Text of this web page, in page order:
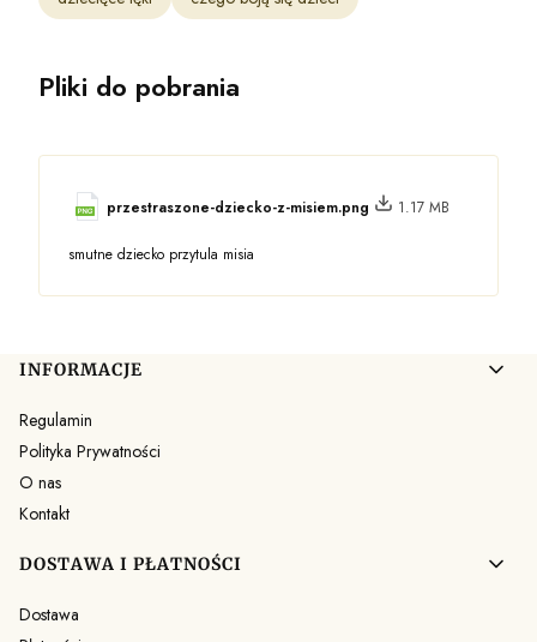
Pliki do pobrania
przestraszone-dziecko-z-misiem.png 1.17 MB
smutne dziecko przytula misia
Linki w stopce
INFORMACJE
Regulamin
Polityka Prywatności
O nas
Kontakt
DOSTAWA I PŁATNOŚCI
Dostawa